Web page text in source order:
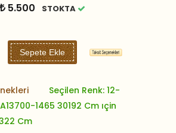
5.500 STOKTA
Sepete Ekle
Seçilen Renk: 12-
1465 30192 Cm ıçin
Cm